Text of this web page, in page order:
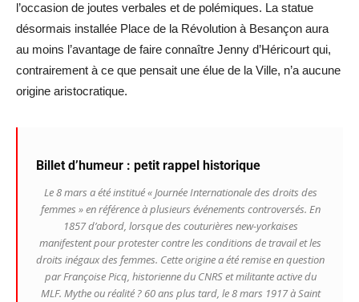
l’occasion de joutes verbales et de polémiques. La statue
désormais installée Place de la Révolution à Besançon aura
au moins l’avantage de faire connaître Jenny d’Héricourt qui,
contrairement à ce que pensait une élue de la Ville, n’a aucune
origine aristocratique.
Billet d’humeur : petit rappel historique
Le 8 mars a été institué « Journée Internationale des droits des
femmes » en référence à plusieurs événements controversés. En
1857 d’abord, lorsque des couturières new-yorkaises
manifestent pour protester contre les conditions de travail et les
droits inégaux des femmes. Cette origine a été remise en question
par Françoise Picq, historienne du CNRS et militante active du
MLF. Mythe ou réalité ? 60 ans plus tard, le 8 mars 1917 à Saint